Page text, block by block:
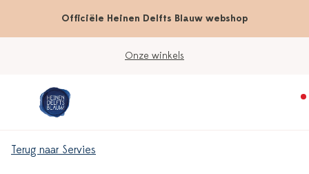
Officiële Heinen Delfts Blauw webshop
Onze winkels
Terug naar Servies